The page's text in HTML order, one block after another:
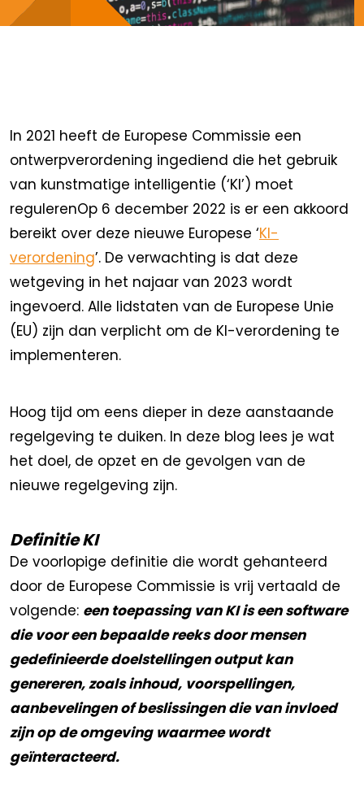
In 2021 heeft de Europese Commissie een
ontwerpverordening ingediend die het gebruik
van kunstmatige intelligentie (‘KI’) moet
regulerenOp 6 december 2022 is er een akkoord
bereikt over deze nieuwe Europese ‘KI-
verordening’. De verwachting is dat deze
wetgeving in het najaar van 2023 wordt
ingevoerd. Alle lidstaten van de Europese Unie
(EU) zijn dan verplicht om de KI-verordening te
implementeren.
Hoog tijd om eens dieper in deze aanstaande
regelgeving te duiken. In deze blog lees je wat
het doel, de opzet en de gevolgen van de
nieuwe regelgeving zijn.
Definitie KI
De voorlopige definitie die wordt gehanteerd
door de Europese Commissie is vrij vertaald de
volgende: een toepassing van KI is een software
die voor een bepaalde reeks door mensen
gedefinieerde doelstellingen output kan
genereren, zoals inhoud, voorspellingen,
aanbevelingen of beslissingen die van invloed
zijn op de omgeving waarmee wordt
geïnteracteerd.